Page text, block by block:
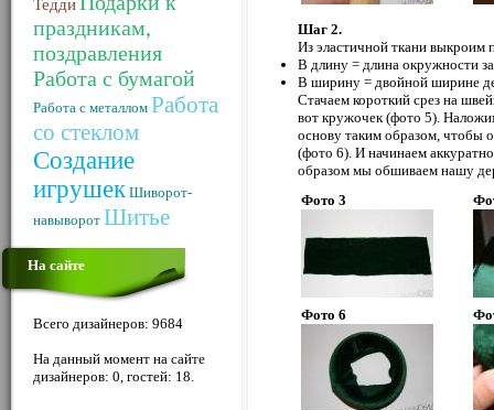
Тедди
праздникам,
поздравления
Работа с бумагой
Работа с металлом Работа
со стеклом
Создание
игрушек Шиворот-
навыворот Шитье
На сайте
Всего дизайнеров: 9684
На данный момент на сайте
дизайнеров: 0, гостей: 18.
Шаг 2.
Из эластичной ткани выкроим
В длину = длина окружности
В ширину = двойной ширине
Стачаем короткий срез на
вот кружочек (фото 5).
основу таким образом, чтобы
(фото 6). И начинаем
образом мы обшиваем нашу
Фото 3
Фото 6